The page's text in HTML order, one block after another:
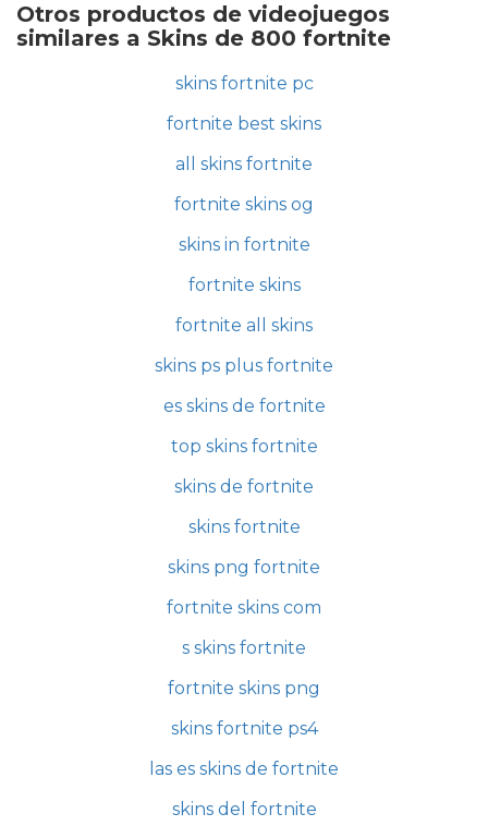
Otros productos de videojuegos
similares a Skins de 800 fortnite
skins fortnite pc
fortnite best skins
all skins fortnite
fortnite skins og
skins in fortnite
fortnite skins
fortnite all skins
skins ps plus fortnite
es skins de fortnite
top skins fortnite
skins de fortnite
skins fortnite
skins png fortnite
fortnite skins com
s skins fortnite
fortnite skins png
skins fortnite ps4
las es skins de fortnite
skins del fortnite